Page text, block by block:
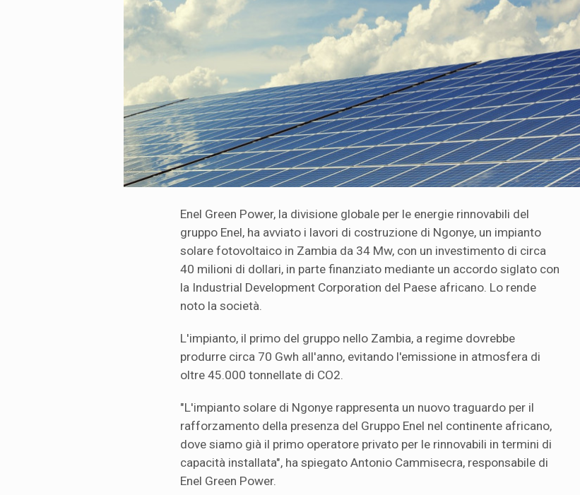
Enel Green Power, la divisione globale per le energie rinnovabili del
gruppo Enel, ha avviato i lavori di costruzione di Ngonye, un impianto
solare fotovoltaico in Zambia da 34 Mw, con un investimento di circa
40 milioni di dollari, in parte finanziato mediante un accordo siglato con
la Industrial Development Corporation del Paese africano. Lo rende
noto la società.
L'impianto, il primo del gruppo nello Zambia, a regime dovrebbe
produrre circa 70 Gwh all'anno, evitando l'emissione in atmosfera di
oltre 45.000 tonnellate di CO2.
"L'impianto solare di Ngonye rappresenta un nuovo traguardo per il
rafforzamento della presenza del Gruppo Enel nel continente africano,
dove siamo già il primo operatore privato per le rinnovabili in termini di
capacità installata", ha spiegato Antonio Cammisecra, responsabile di
Enel Green Power.